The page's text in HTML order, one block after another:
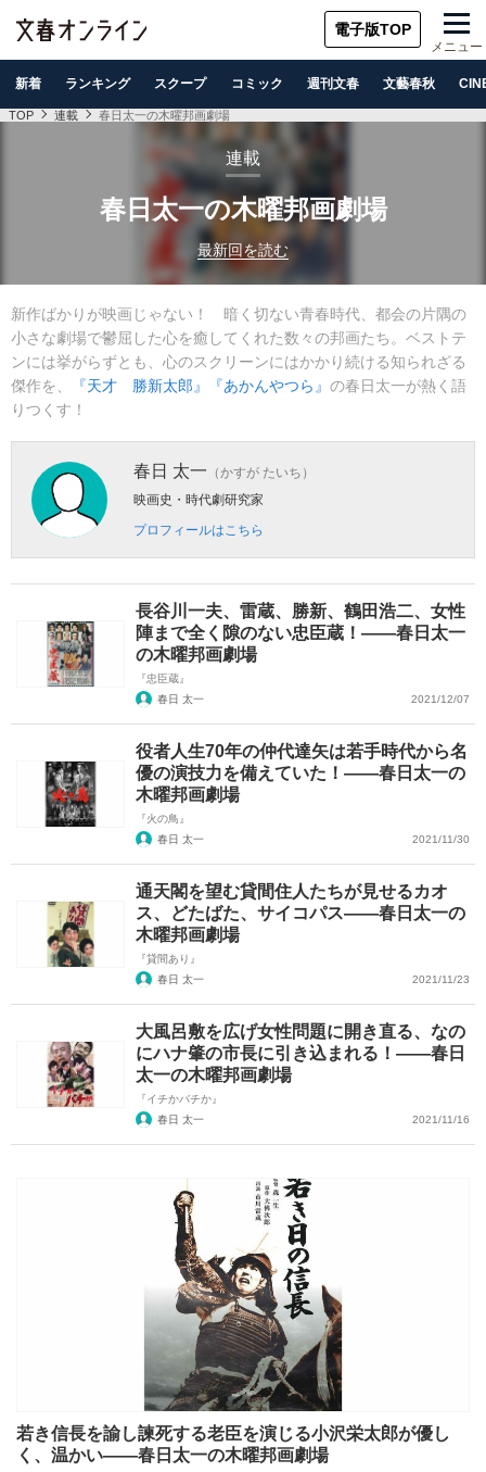
電子版TOP
メニュー
新着 ランキング スクープ コミック 週刊文春 文藝春秋
TOP 連載 春日太一の木曜邦画劇場
連載
春日太一の木曜邦画劇場
最新回を読む
新作ばかりが映画じゃない！ 暗く切ない青春時代、都会の片隅の
小さな劇場で鬱屈した心を癒してくれた数々の邦画たち。ベストテ
ンには挙がらずとも、心のスクリーンにはかかり続ける知られざる
傑作を、
『天才 勝新太郎』 『あかんやつら』 の春日太一が熱く語
りつくす！
春日 太一 （かすが たいち）
映画史・時代劇研究家
プロフィールはこちら
長谷川一夫、雷蔵、勝新、鶴田浩二、女性
陣まで全く隙のない忠臣蔵！――春日太一
の木曜邦画劇場
『忠臣蔵』
春日 太一
2021/12/07
役者人生70年の仲代達矢は若手時代から名
優の演技力を備えていた！――春日太一の
木曜邦画劇場
『火の鳥』
春日 太一
2021/11/30
通天閣を望む貸間住人たちが見せるカオ
ス、どたばた、サイコパス――春日太一の
木曜邦画劇場
『貸間あり』
春日 太一
2021/11/23
大風呂敷を広げ女性問題に開き直る、なの
にハナ肇の市長に引き込まれる！――春日
太一の木曜邦画劇場
『イチかバチか』
春日 太一
2021/11/16
若き信長を諭し諫死する老臣を演じる小沢栄太郎が優し
く、温かい――春日太一の木曜邦画劇場